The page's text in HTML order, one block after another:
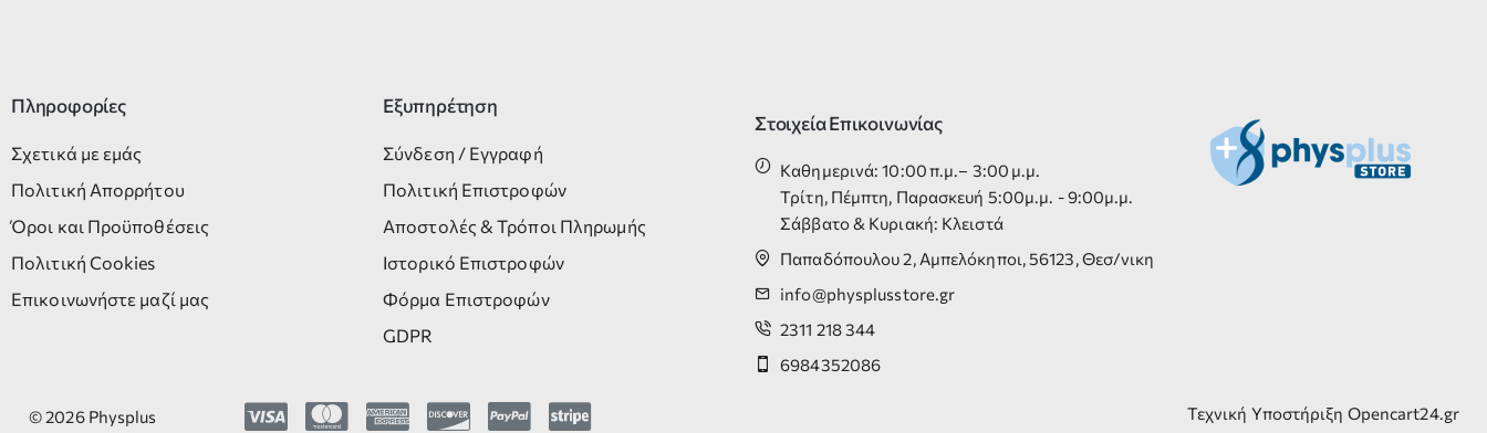
Πληροφορίες
Σχετικά με εμάς
Πολιτική Απορρήτου
Όροι και Προϋποθέσεις
Πολιτική Cookies
Επικοινωνήστε μαζί μας
Εξυπηρέτηση
Σύνδεση / Εγγραφή
Πολιτική Επιστροφών
Αποστολές & Τρόποι Πληρωμής
Ιστορικό Επιστροφών
Φόρμα Επιστροφών
GDPR
Στοιχεία Επικοινωνίας
Καθημερινά: 10:00 π.μ.– 3:00 μ.μ.
Τρίτη, Πέμπτη, Παρασκευή 5:00μ.μ. - 9:00μ.μ.
Σάββατο & Κυριακή: Κλειστά
Παπαδόπουλου 2, Αμπελόκηποι, 56123, Θεσ/νικη
info@physplusstore.gr
2311 218 344
6984352086
©2026Physplus Τεχνική Υποστήριξη Opencart24.gr